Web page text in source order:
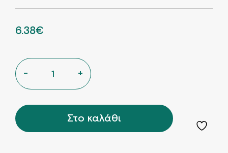
ORIGINAL PRICE WAS: 8.51€.
6.38€
-DEMO NEWSEPT TOTAL ΥΓΡΟ ΦΑΚΩΝ
+
Στο καλάθι